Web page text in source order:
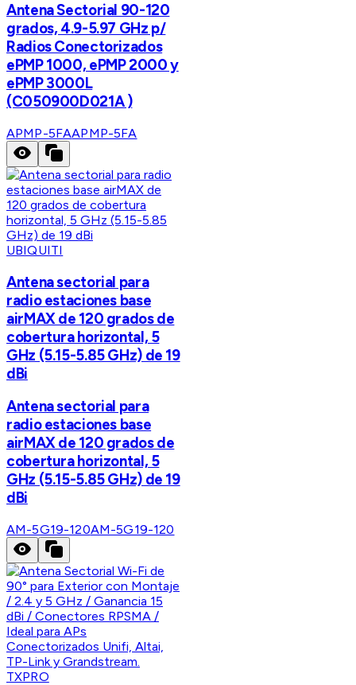
Antena Sectorial 90-120
grados, 4.9-5.97 GHz p/
Radios Conectorizados
ePMP 1000, ePMP 2000 y
ePMP 3000L
(C050900D021A )
APMP-5FAAPMP-5FA
UBIQUITI
Antena sectorial para
radio estaciones base
airMAX de 120 grados de
cobertura horizontal, 5
GHz (5.15-5.85 GHz) de 19
dBi
Antena sectorial para
radio estaciones base
airMAX de 120 grados de
cobertura horizontal, 5
GHz (5.15-5.85 GHz) de 19
dBi
AM-5G19-120AM-5G19-120
TXPRO